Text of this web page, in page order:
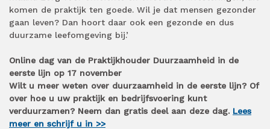
komen de praktijk ten goede. Wil je dat mensen gezonder
gaan leven? Dan hoort daar ook een gezonde en dus
duurzame leefomgeving bij.’
Online dag van de Praktijkhouder Duurzaamheid in de
eerste lijn op 17 november
Wilt u meer weten over duurzaamheid in de eerste lijn? Of
over hoe u uw praktijk en bedrijfsvoering kunt
verduurzamen? Neem dan gratis deel aan deze dag. Lees
meer en schrijf u in >>